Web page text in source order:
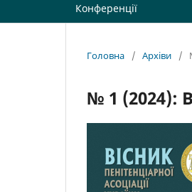
Конференції
Головна / Архіви /
№ 1 (2024):